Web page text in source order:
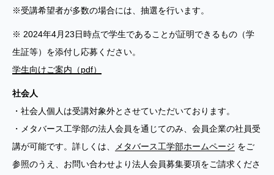
※受講希望者が多数の場合には、抽選を行います。
※ 2024年4月23日時点で学生であることが証明できるもの（学
生証等）を添付し応募ください。
学生向けご案内（pdf）
社会人
・社会人個人は受講対象外とさせていただいております。
・メタバース工学部の法人会員を通じてのみ、会員企業の社員受
講が可能です。詳しくは、
メタバース工学部ホームページ をご
参照のうえ、お問い合わせより法人会員募集要項をご請求くださ